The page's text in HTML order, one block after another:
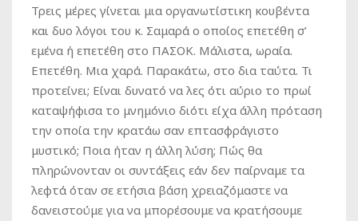
Τρεις μέρες γίνεται μια οργανωτίστικη κουβέντα
και δυο λόγοι του κ. Σαμαρά ο οποίος επετέθη σ’
εμένα ή επετέθη στο ΠΑΣΟΚ. Μάλιστα, ωραία.
Επετέθη. Μια χαρά. Παρακάτω, στο δια ταύτα. Τι
προτείνει; Είναι δυνατό να λες ότι αύριο το πρωί
καταψήφισα το μνημόνιο διότι είχα άλλη πρόταση
την οποία την κρατάω σαν επτασφράγιστο
μυστικό; Ποια ήταν η άλλη λύση; Πώς θα
πληρώνονταν οι συντάξεις εάν δεν παίρναμε τα
λεφτά όταν σε ετήσια βάση χρειαζόμαστε να
δανειστούμε για να μπορέσουμε να κρατήσουμε